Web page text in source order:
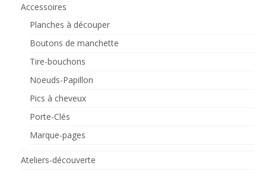
Accessoires
Planches à découper
Boutons de manchette
Tire-bouchons
Noeuds-Papillon
Pics à cheveux
Porte-Clés
Marque-pages
Ateliers-découverte